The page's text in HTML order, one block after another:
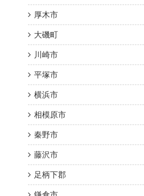
厚木市
大磯町
川崎市
平塚市
横浜市
相模原市
秦野市
藤沢市
足柄下郡